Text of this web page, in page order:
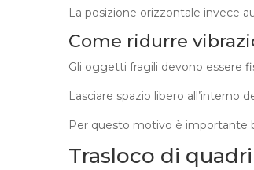
La posizione orizzontale invece
Come ridurre
Gli oggetti fragili devono essere
Lasciare spazio libero all’interno
Per questo motivo è
Trasloco di